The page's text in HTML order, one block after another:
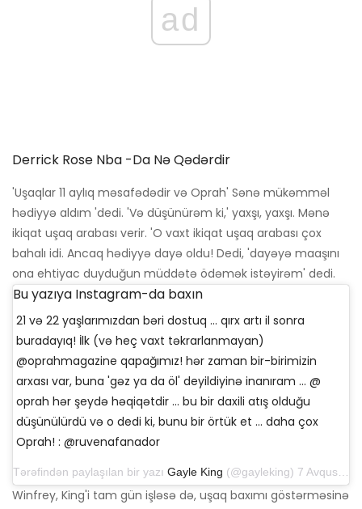
ad
Derrick Rose Nba -da Nə Qədərdir
'Uşaqlar 11 aylıq məsafədədir və Oprah' Sənə mükəmməl
hədiyyə aldım 'dedi. 'Və düşünürəm ki,' yaxşı, yaxşı. Mənə
ikiqat uşaq arabası verir. 'O vaxt ikiqat uşaq arabası çox
bahalı idi. Ancaq hədiyyə dayə oldu! Dedi, 'dayəyə maaşını
ona ehtiyac duyduğun müddətə ödəmək istəyirəm' dedi.
Bu yazıya Instagram-da baxın
21 və 22 yaşlarımızdan bəri dostuq ... qırx artı il sonra
buradayıq! İlk (və heç vaxt təkrarlanmayan)
@oprahmagazine qapağımız! hər zaman bir-birimizin
arxası var, buna 'gəz ya da öl' deyildiyinə inanıram ... @
oprah hər şeydə həqiqətdir ... bu bir daxili atış olduğu
düşünülürdü və o dedi ki, bunu bir örtük et ... daha çox
Oprah! : @ruvenafanador
Tərəfindən paylaşılan bir yazı Gayle King (@gayleking) 7 Avqust 2019 tarixində 9:54 am PDT
Winfrey, King'i tam gün işləsə də, uşaq baxımı göstərməsinə